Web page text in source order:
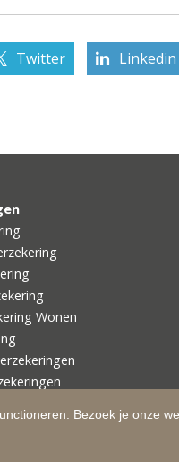
Bezoek je onze
Twitter Linkedin
Wonen